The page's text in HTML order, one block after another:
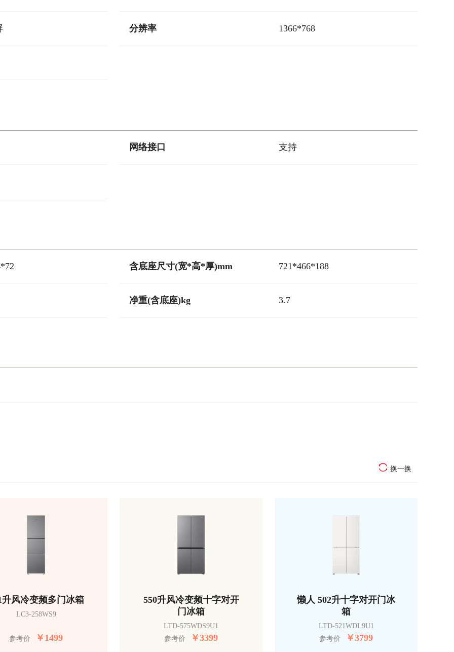
分辨率 1366*768
网络接口 支持
含底座尺寸(宽*高*厚)mm 721*466*188
净重(含底座)kg 3.7
换一换
升风冷变频多门冰箱
LC3-258WS9
参考价 ￥ 1499
550升风冷变频十字对开
门冰箱
LTD-575WDS9U1
参考价
￥3399
懒人 502升十字对开门冰
箱
LTD-521WDL9U1
参考价
￥3799